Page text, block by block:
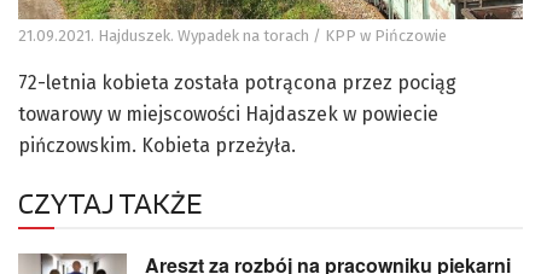
21.09.2021. Hajduszek. Wypadek na torach / KPP w Pińczowie
72-letnia kobieta została potrącona przez pociąg
towarowy w miejscowości Hajdaszek w powiecie
pińczowskim. Kobieta przeżyła.
CZYTAJ TAKŻE
Areszt za rozbój na pracowniku piekarni